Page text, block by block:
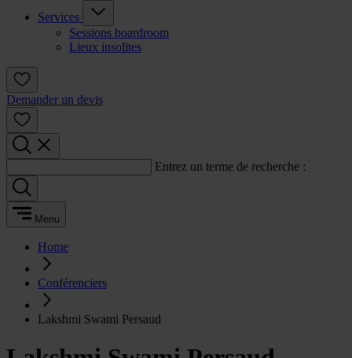
Services
Sessions boardroom
Lieux insolites
Demander un devis
Entrez un terme de recherche :
Menu
Home
Conférenciers
Lakshmi Swami Persaud